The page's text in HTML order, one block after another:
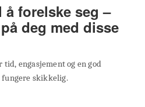
å forelske seg –
deg med disse
engasjement og en god
skikkelig.